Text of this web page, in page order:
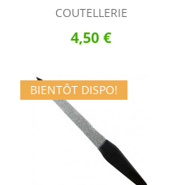
COUTELLERIE
4,50 €
BIENTÔT DISPO!